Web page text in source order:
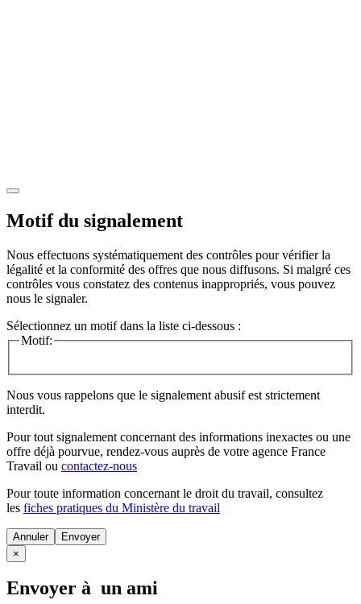
Motif du signalement
Nous effectuons systématiquement des contrôles pour vérifier la
légalité et la conformité des offres que nous diffusons. Si malgré ces
contrôles vous constatez des contenus inappropriés, vous pouvez
nous le signaler.
Sélectionnez un motif dans la liste ci-dessous :
Motif:
Nous vous rappelons que le signalement abusif est strictement
interdit.
Pour tout signalement concernant des informations inexactes ou une
offre déjà pourvue, rendez-vous auprès de votre agence France
Travail ou contactez-nous
Pour toute information concernant le droit du travail, consultez
les fiches pratiques du Ministère du travail
Annuler
×
Envoyer à un ami